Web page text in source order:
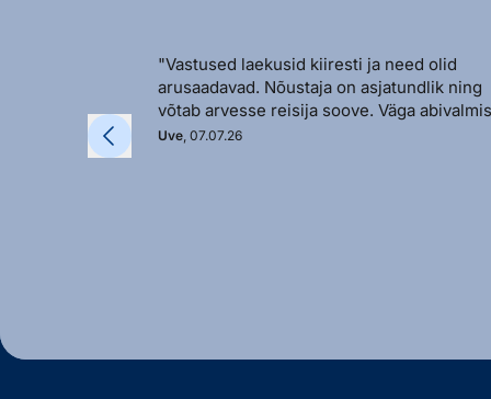
"Vastused laekusid kiiresti ja need olid
arusaadavad. Nõustaja on asjatundlik ning
võtab arvesse reisija soove. Väga
Uve, 07.07.26